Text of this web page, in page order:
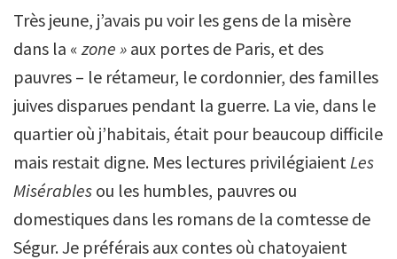
Très jeune, j’avais pu voir les gens de la misère
dans la «zone » aux portes de Paris, et des
pauvres – le rétameur, le cordonnier, des familles
juives disparues pendant la guerre. La vie, dans le
quartier où j’habitais, était pour beaucoup difficile
mais restait digne. Mes lectures privilégiaientLes
Misérables ou les humbles, pauvres ou
domestiques dans les romans de la comtesse de
Ségur. Je préférais aux contes où chatoyaient